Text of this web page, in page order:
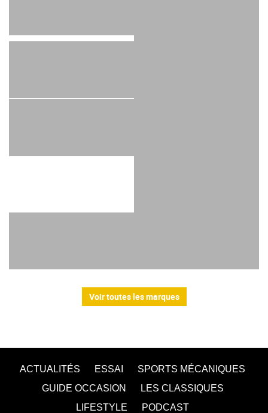
Voir toutes les marques
ACTUALITÉS ESSAI
SPORTS MÉCANIQUES
GUIDE OCCASION
LES CLASSIQUES
LIFESTYLE
PODCAST